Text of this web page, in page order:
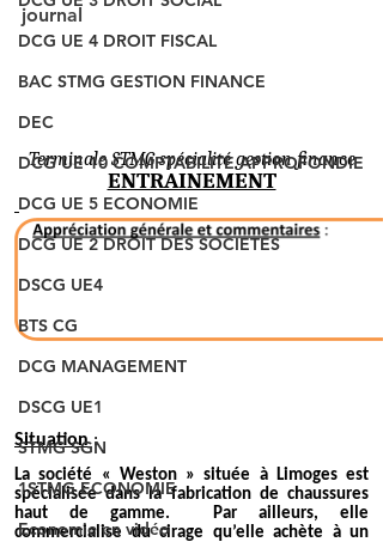
DCG UE 4 DROIT FISCAL
BAC STMG GESTION FINANCE
DEC
DCG UE 10 COMPTABILITE APPROFONDIE
DCG UE 5 ECONOMIE
DCG UE 2 DROIT DES SOCIETES
DSCG UE4
BTS CG
DCG MANAGEMENT
DSCG UE1
STMG SGN
1STMG ECONOMIE
Economie en vidéo
journal